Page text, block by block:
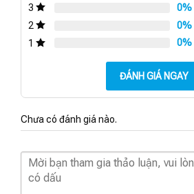
3
0%
2
0%
1
0%
ĐÁNH GIÁ NGAY
Chưa có đánh giá nào.